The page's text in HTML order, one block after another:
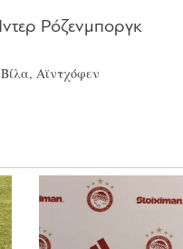
Ρόζενμποργκ
Αϊντχόφεν